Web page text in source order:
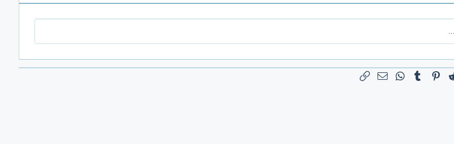
Reddit
Pinterest
Tumblr
WhatsAppالبريد الإلكتروني